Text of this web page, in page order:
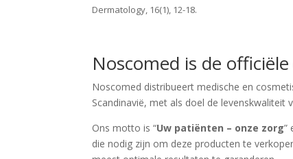
Dermatology, 16(1), 12-18.
Noscomed is de
Noscomed distribueert medische en
Scandinavië, met als doel de levenskwaliteit
Ons motto is “Uw patiënten – onze zorg”
die nodig zijn om deze producten te